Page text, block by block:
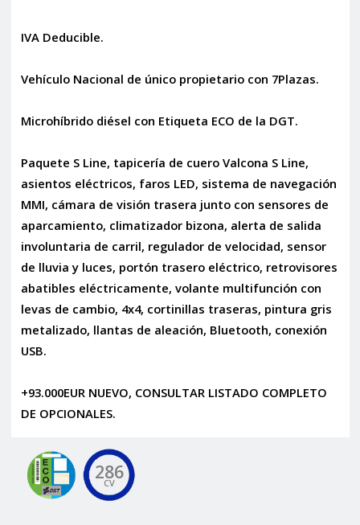
IVA Deducible.
Vehículo Nacional de único propietario con 7Plazas.
Microhíbrido diésel con Etiqueta ECO de la DGT.
Paquete S Line, tapicería de cuero Valcona S Line,
asientos eléctricos, faros LED, sistema de navegación
MMI, cámara de visión trasera junto con sensores de
aparcamiento, climatizador bizona, alerta de salida
involuntaria de carril, regulador de velocidad, sensor
de lluvia y luces, portón trasero eléctrico, retrovisores
abatibles eléctricamente, volante multifunción con
levas de cambio, 4x4, cortinillas traseras, pintura gris
metalizado, llantas de aleación, Bluetooth, conexión
USB.
+93.000EUR NUEVO, CONSULTAR LISTADO COMPLETO
DE OPCIONALES.
286
CV